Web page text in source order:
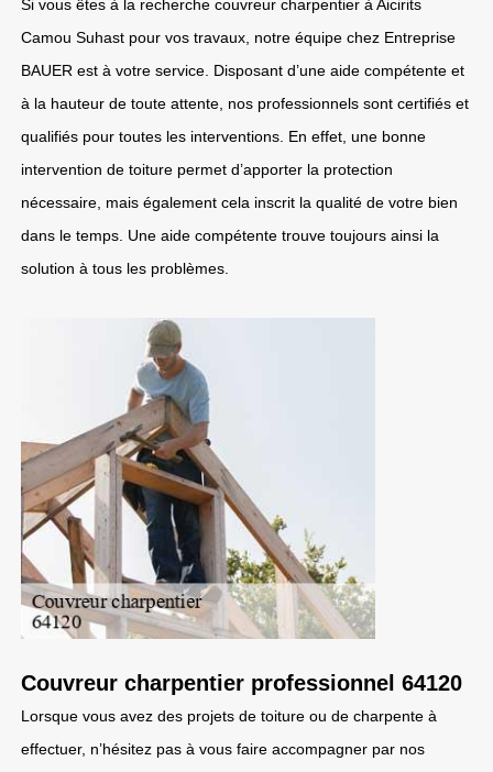
Si vous êtes à la recherche couvreur charpentier à Aicirits
Camou Suhast pour vos travaux, notre équipe chez Entreprise
BAUER est à votre service. Disposant d’une aide compétente et
à la hauteur de toute attente, nos professionnels sont certifiés et
qualifiés pour toutes les interventions. En effet, une bonne
intervention de toiture permet d’apporter la protection
nécessaire, mais également cela inscrit la qualité de votre bien
dans le temps. Une aide compétente trouve toujours ainsi la
solution à tous les problèmes.
Couvreur charpentier professionnel 64120
Lorsque vous avez des projets de toiture ou de charpente à
effectuer, n’hésitez pas à vous faire accompagner par nos